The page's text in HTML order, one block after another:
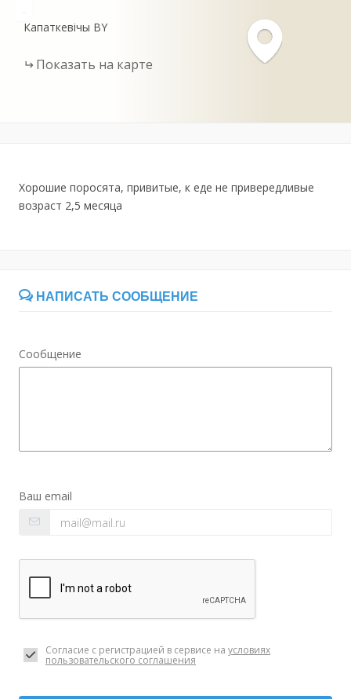
Капаткевічы BY
Показать на карте
Хорошие поросята, привитые, к еде не привередливые
возраст 2,5 месяца
НАПИСАТЬ СООБЩЕНИЕ
Сообщение
Ваш email
Согласие с регистрацией в сервисе на условиях
пользовательского соглашения